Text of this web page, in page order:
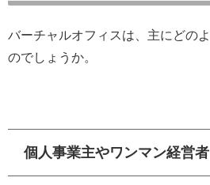
バーチャルオフィスは、主にどの
のでしょうか。
個人事業主やワンマン経営者